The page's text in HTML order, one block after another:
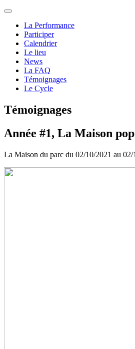
La Performance
Participer
Calendrier
Le lieu
News
La FAQ
Témoignages
Le Cycle
Témoignages
Année #1, La Maison
La Maison du parc du 02/10/2021 au 02/